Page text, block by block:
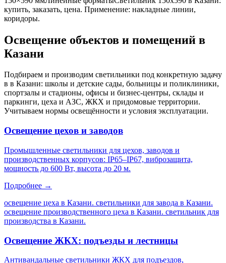
купить, заказать, цена. Применение: накладные линии,
коридоры.
Освещение объектов и помещений в
Казани
Подбираем и производим светильники под конкретную задачу
в в Казани: школы и детские сады, больницы и поликлиники,
спортзалы и стадионы, офисы и бизнес-центры, склады и
паркинги, цеха и АЗС, ЖКХ и придомовые территории.
Учитываем нормы освещённости и условия эксплуатации.
Освещение цехов и заводов
Промышленные светильники для цехов, заводов и
производственных корпусов: IP65–IP67, виброзащита,
мощность до 600 Вт, высота до 20 м.
Подробнее →
освещение цеха в Казани. светильники для завода в Казани.
освещение производственного цеха в Казани. светильник для
производства в Казани.
Освещение ЖКХ: подъезды и лестницы
Антивандальные светильники ЖКХ для подъездов,